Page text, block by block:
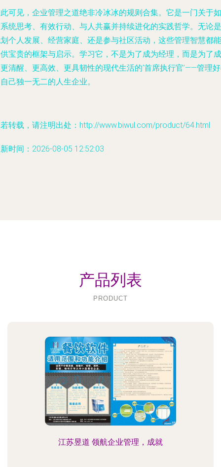
可见，企业管理之道绝非冷冰冰的规则合集。它是一门关于如
统思考、有效行动、与人共赢并持续进化的实践哲学。无论是
个人发展、经营家庭、还是参与社区活动，这些管理智慧都能
宝贵的框架与启示。学习它，不是为了成为经理，而是为了成
清醒、更高效、更具韧性的现代生活的‘首席执行官’——管理
己独一无二的人生企业。
转载，请注明出处：http://www.biwul.com/product/64.html
时间：2026-08-05 12:52:03
产品列表
PRODUCT
江苏昱道 领航企业管理，成就